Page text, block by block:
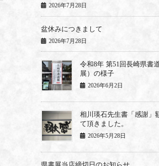
2026年7月28日
盆休みにつきまして
2026年7月28日
令和8年 第51回長崎県書
展）の様子
2026年6月2日
相川瑛石先生書「感謝」
て頂きました。
2026年5月28日